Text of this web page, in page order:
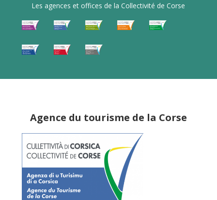
Les agences et offices de la Collectivité de Corse
Agence du tourisme de la Corse